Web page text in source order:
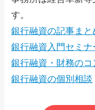
す。
銀行融資の記事まと
銀行融資入門セミナ
銀行融資・財務の
銀行融資の個別相談